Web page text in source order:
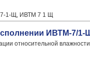
1-Щ, ИВТМ 7 1 Щ
ИВТМ-7/1-
относительной